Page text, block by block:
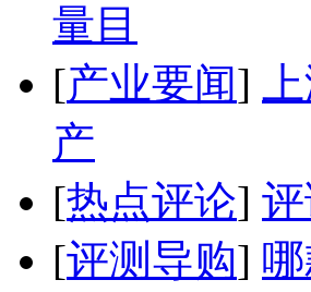
量目
[产业要闻]
产
[热点评论]
[评测导购]